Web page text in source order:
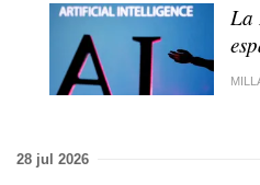
La
28 jul 2026